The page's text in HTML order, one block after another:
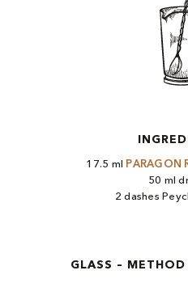
17.5 ml PARAGON
50 ml
2 dashes
GLASS –